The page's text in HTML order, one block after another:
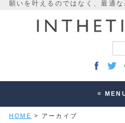
≡
HOME > アーカイブ